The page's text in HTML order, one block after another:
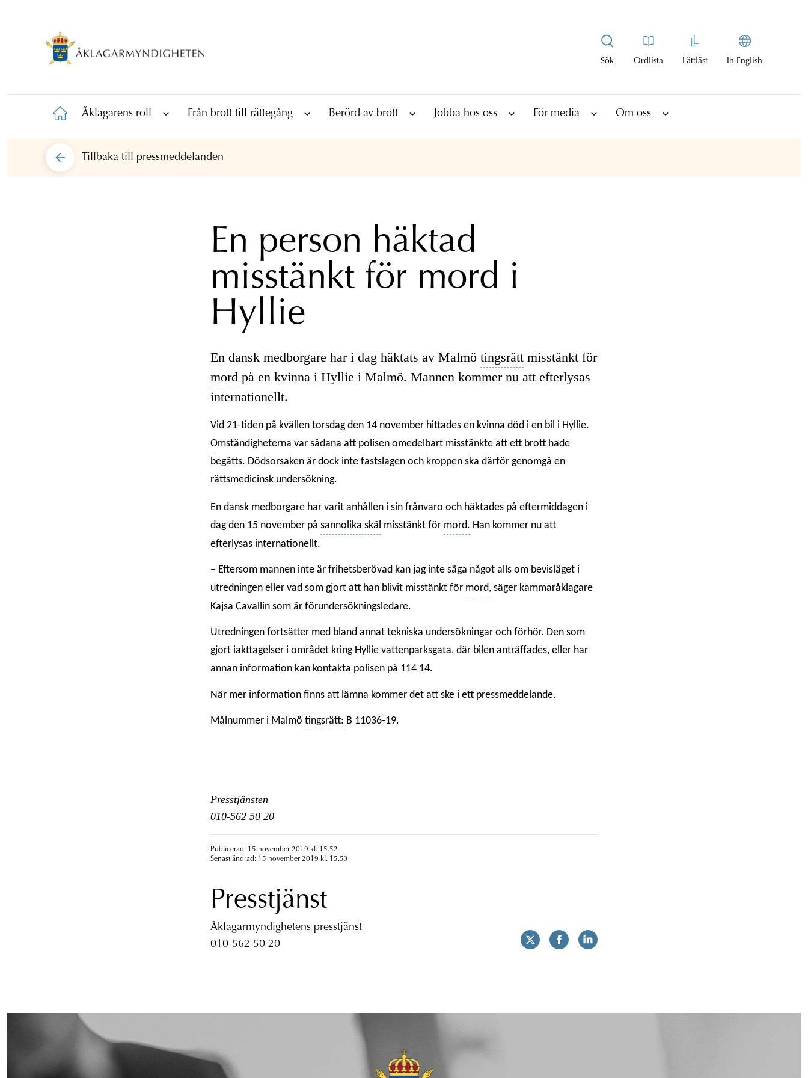
Sök Ordlista Lättläst In English
Åklagarens roll Från brott till rättegång Berörd av brott Jobba hos oss För media Om oss
Tillbaka till pressmeddelanden
En person häktad
misstänkt för mord i
Hyllie
En dansk medborgare har i dag häktats av Malmö tingsrättmisstänkt för
mord på en kvinna i Hyllie i Malmö. Mannen kommer nu att efterlysas
internationellt.
Vid 21-tiden på kvällen torsdag den 14 november hittades en kvinna död i en bil i Hyllie.
Omständigheterna var sådana att polisen omedelbart misstänkte att ett brott hade
begåtts. Dödsorsaken är dock inte fastslagen och kroppen ska därför genomgå en
rättsmedicinsk undersökning.
En dansk medborgare har varit anhållen i sin frånvaro och häktades på eftermiddagen i
dag den 15 november på sannolika skäl misstänkt för mord. Han kommer nu att
efterlysas internationellt.
– Eftersom mannen inte är frihetsberövad kan jag inte säga något alls om bevisläget i
utredningen eller vad som gjort att han blivit misstänkt för mord,säger kammaråklagare
Kajsa Cavallin som är förundersökningsledare.
Utredningen fortsätter med bland annat tekniska undersökningar och förhör. Den som
gjort iakttagelser i området kring Hyllie vattenparksgata, där bilen anträffades, eller har
annan information kan kontakta polisen på 114 14.
När mer information finns att lämna kommer det att ske i ett pressmeddelande.
Målnummer i Malmö tingsrätt: B 11036-19.
Presstjänsten
010-562 50 20
Publicerad: 15 november 2019 kl. 15.52
Senast ändrad: 15 november 2019 kl. 15.53
Presstjänst
Åklagarmyndighetens presstjänst
010-562 50 20